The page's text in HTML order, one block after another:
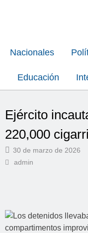
Nacionales
Educación
Ejército
220,000
30 de marzo de 2026
admin